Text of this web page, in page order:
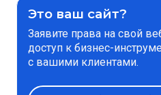
Это ваш сайт?
Заявите права на свой
доступ к бизнес-
с вашими клиентами.